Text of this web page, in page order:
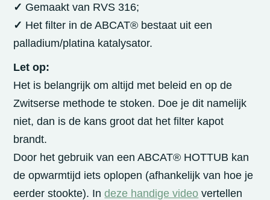
✓ Gemaakt van RVS 316;
✓ Het filter in de ABCAT® bestaat uit een
palladium/platina katalysator.
Let op:
Het is belangrijk om altijd met beleid en op de
Zwitserse methode te stoken. Doe je dit namelijk
niet, dan is de kans groot dat het filter kapot
brandt.
Door het gebruik van een ABCAT® HOTTUB kan
de opwarmtijd iets oplopen (afhankelijk van hoe je
eerder stookte). Indeze handige video vertellen